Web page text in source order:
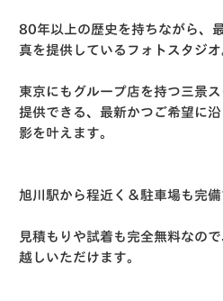
80年以上の歴史を持ちながら、
真を提供しているフォトスタジオ
東京にもグループ店を持つ三景
提供できる、最新かつご希望に
影を叶えます。
旭川駅から程近く＆駐車場も完備
見積もりや試着も完全無料なの
越しいただけます。